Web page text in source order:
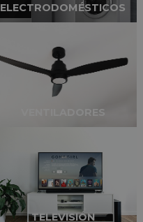
ELECTRODOMÉSTICOS
VENTILADORES
TELEVISIÓN